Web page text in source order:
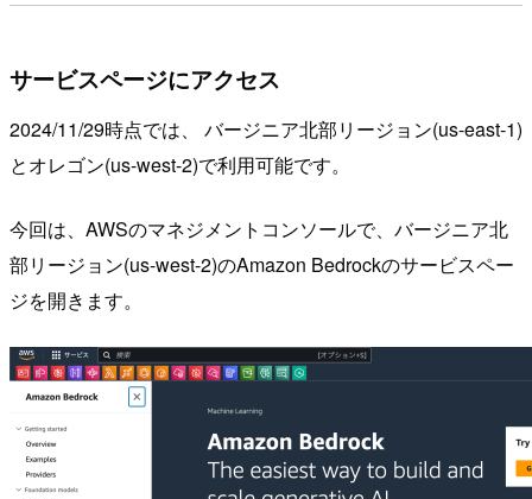
サービスページにアクセス
2024/11/29時点では、 バージニア北部リージョン(us-east-1)
とオレゴン(us-west-2)で利用可能です。
今回は、AWSのマネジメントコンソールで、バージニア北
部リージョン(us-west-2)のAmazon Bedrockのサービスペー
ジを開きます。